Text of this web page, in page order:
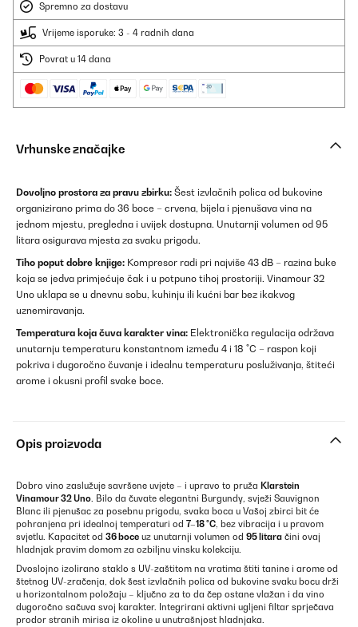
Spremno za dostavu
Vrijeme isporuke: 3 - 4 radnih dana
Povrat u 14 dana
Vrhunske značajke
Dovoljno prostora za pravu zbirku: Šest izvlačnih polica od bukovine
organizirano prima do 36 boce – crvena, bijela i pjenušava vina na
jednom mjestu, pregledna i uvijek dostupna. Unutarnji volumen od 95
litara osigurava mjesta za svaku prigodu.
Tiho poput dobre knjige: Kompresor radi pri najviše 43 dB – razina buke
koja se jedva primjećuje čak i u potpuno tihoj prostoriji. Vinamour 32
Uno uklapa se u dnevnu sobu, kuhinju ili kućni bar bez ikakvog
uznemiravanja.
Temperatura koja čuva karakter vina: Elektronička regulacija održava
unutarnju temperaturu konstantnom između 4 i 18 °C – raspon koji
pokriva i dugoročno čuvanje i idealnu temperaturu posluživanja, štiteći
arome i okusni profil svake boce.
Opis proizvoda
Dobro vino zaslužuje savršene uvjete – i upravo to pruža Klarstein
Vinamour 32 Uno. Bilo da čuvate elegantni Burgundy, svježi Sauvignon
Blanc ili pjenušac za posebnu prigodu, svaka boca u Vašoj zbirci bit će
pohranjena pri idealnoj temperaturi od 7–18 °C, bez vibracija i u pravom
svjetlu. Kapacitet od 36 boce uz unutarnji volumen od 95 litara čini ovaj
hladnjak pravim domom za ozbiljnu vinsku kolekciju.
Dvoslojno izolirano staklo s UV-zaštitom na vratima štiti tanine i arome od
štetnog UV-zračenja, dok šest izvlačnih polica od bukovine svaku bocu drži
u horizontalnom položaju – ključno za to da čep ostane vlažan i da vino
dugoročno sačuva svoj karakter. Integrirani aktivni ugljeni filtar sprječava
prodor stranih mirisa iz okoline u unutrašnjost hladnjaka.